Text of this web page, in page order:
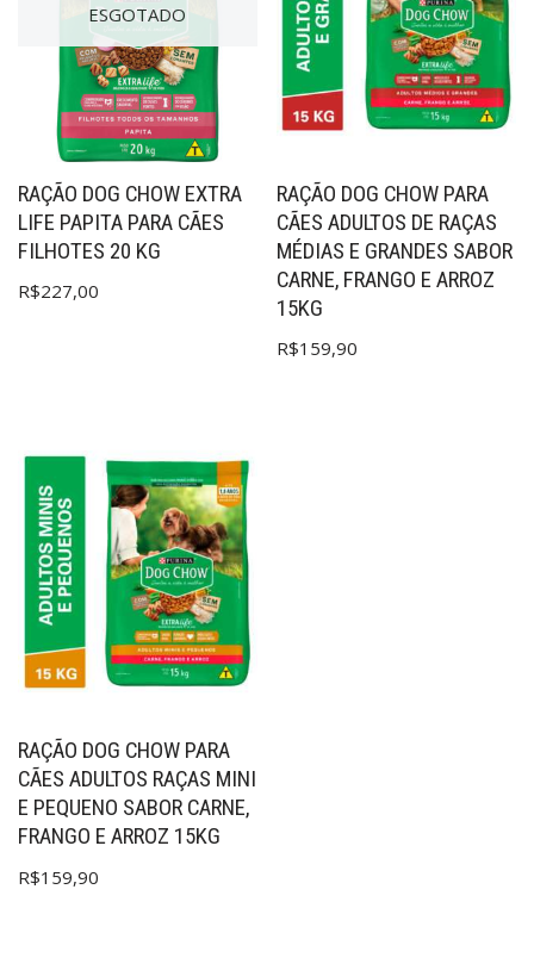
ESGOTADO
RAÇÃO DOG CHOW EXTRA
LIFE PAPITA PARA CÃES
FILHOTES 20 KG
R$227,00
RAÇÃO DOG CHOW PARA
CÃES ADULTOS DE RAÇAS
MÉDIAS E GRANDES SABOR
CARNE, FRANGO E ARROZ
15KG
R$159,90
RAÇÃO DOG CHOW PARA
CÃES ADULTOS RAÇAS MINI
E PEQUENO SABOR CARNE,
FRANGO E ARROZ 15KG
R$159,90